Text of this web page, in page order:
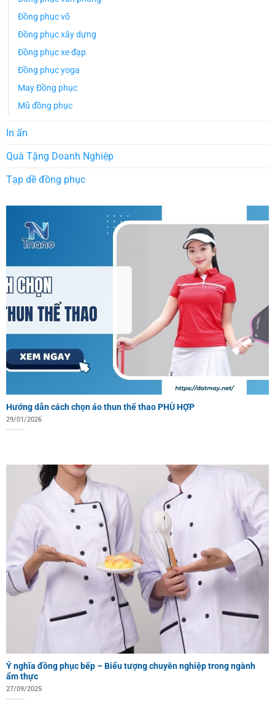
Đồng phục võ
Đồng phục xây dựng
Đồng phục xe đạp
Đồng phục yoga
May Đồng phục
Mũ đồng phục
In ấn
Quà Tặng Doanh Nghiệp
Tạp dề đồng phục
Hướng dẫn cách chọn áo thun thể thao PHÙ HỢP
29/01/2026
Ý nghĩa đồng phục bếp – Biểu tượng chuyên nghiệp trong ngành
ẩm thực
27/09/2025